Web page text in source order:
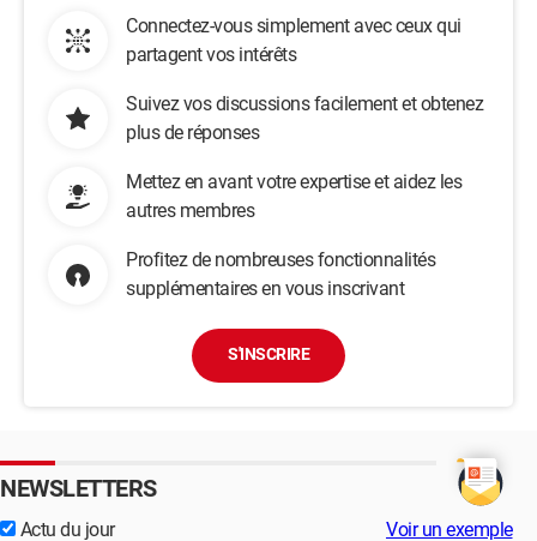
Connectez-vous simplement avec ceux qui
partagent vos intérêts
Suivez vos discussions facilement et obtenez
plus de réponses
Mettez en avant votre expertise et aidez les
autres membres
Profitez de nombreuses fonctionnalités
supplémentaires en vous inscrivant
S'INSCRIRE
NEWSLETTERS
Actu du jour Voir un exemple